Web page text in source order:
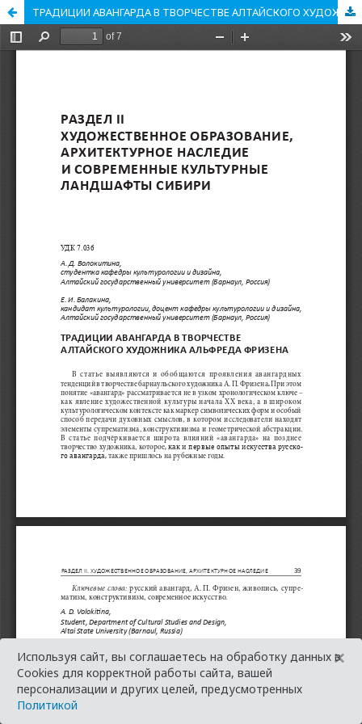
ТРАДИЦИИ АВАНГАРДА В ТВОРЧЕСТВЕ АЛТАЙСКОГО ХУДОЖНИКА АЛЬФРЕДА ФРИЗЕНА
Используя сайт, вы соглашаетесь на обработку данных в
Cookies для корректной работы сайта, вашей
персонализации и других целей, предусмотренных
Политикой
×